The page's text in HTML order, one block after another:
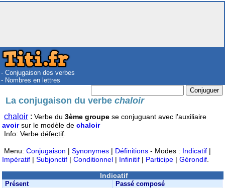
- Conjugaison des verbes
- Nombres en lettres
La conjugaison du verbechaloir
chaloir : Verbe du 3ème groupe se conjuguant avec l'auxiliaire
avoirsur le modèle de chaloir
Info: Verbe défectif
Menu: Conjugaison | Synonymes | Définitions - Modes : Indicatif |
Impératif | Subjonctif | Conditionnel | Infinitif | Participe | Gérondif
Indicatif
Présent
Passé composé